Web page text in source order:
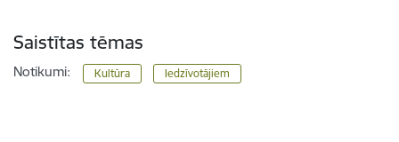
Saistītas tēmas
Notikumi: Kultūra Iedzīvotājiem